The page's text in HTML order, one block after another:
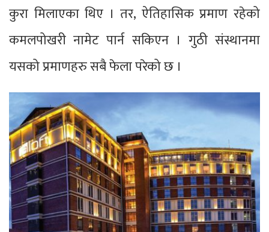
कुरा मिलाएका थिए । तर, ऐतिहासिक प्रमाण रहेको
कमलपोखरी नामेट पार्न सकिएन । गुठी संस्थानमा
यसको प्रमाणहरु सबै फेला परेको छ ।